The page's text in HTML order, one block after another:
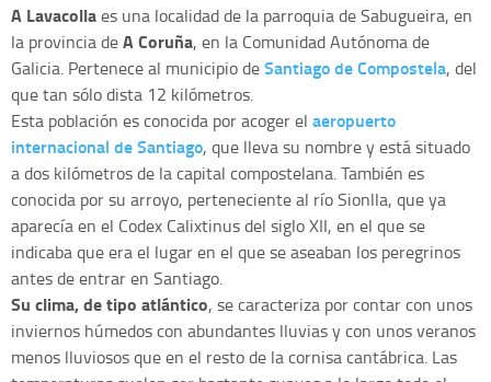
A Lavacollaes una localidad de la parroquia de Sabugueira, en
la provincia deA Coruña, en la Comunidad Autónoma de
Galicia. Pertenece al municipio deSantiago de Compostela, del
que tan sólo dista 12 kilómetros.
Esta población es conocida por acoger el aeropuerto
internacional de Santiago, que lleva su nombre y está situado
a dos kilómetros de la capital compostelana. También es
conocida por su arroyo, perteneciente al río Sionlla, que ya
aparecía en el Codex Calixtinus del siglo XII, en el que se
indicaba que era el lugar en el que se aseaban los peregrinos
antes de entrar en Santiago.
Su clima, de tipo atlántico, se caracteriza por contar con unos
inviernos húmedos con abundantes lluvias y con unos veranos
menos lluviosos que en el resto de la cornisa cantábrica. Las